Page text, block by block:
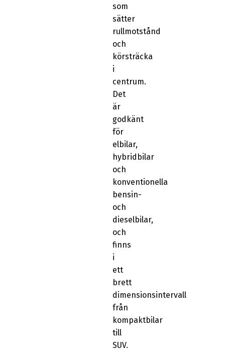
som
sätter
rullmotstånd
och
körsträcka
i
centrum.
Det
är
godkänt
för
elbilar,
hybridbilar
och
konventionella
bensin-
och
dieselbilar,
och
finns
i
ett
brett
dimensionsintervall
från
kompaktbilar
till
SUV.